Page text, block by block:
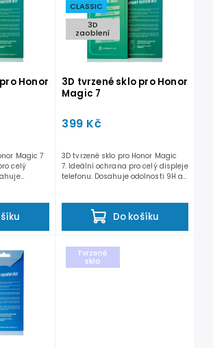
Honor
Magic 7
celý
CLASSIC
3D
zaoblení
3D tvrzené sklo pro Honor
Magic 7
399 Kč
Do košíku
3D tvrzené sklo pro Honor Magic
7. Ideální ochrana pro celý displeje
telefonu. Dosahuje odolnosti 9H a
Tvrzené
sklo